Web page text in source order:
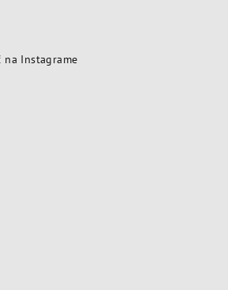
na Instagrame